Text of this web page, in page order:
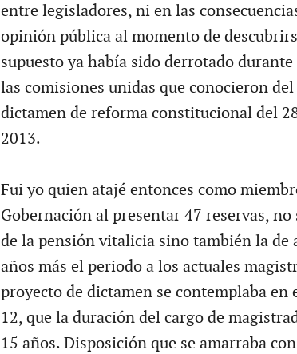
entre legisladores, ni en las
opinión pública al momento de
supuesto ya había sido derrotado
las comisiones unidas que conocieron
dictamen de reforma constitucional del
2013.
Fui yo quien atajé entonces como
Gobernación al presentar 47 reservas,
de la pensión vitalicia sino también la de
años más el periodo a los actuales
proyecto de dictamen se contemplaba
12, que la duración del cargo de
15 años. Disposición que se amarraba